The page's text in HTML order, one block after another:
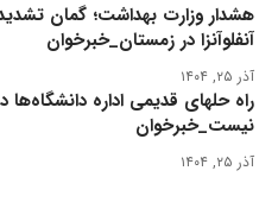
هشدار وزارت بهداشت؛ گمان
آنفلوآنزا در زمستان_خبرخوان
آذر ۲۵, ۱۴۰۴
راه حلهای قدیمی اداره دانشگاه‌ها
نیست_خبرخوان
آذر ۲۵, ۱۴۰۴